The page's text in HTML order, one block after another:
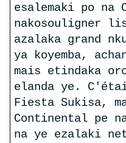
esalemaki po na
nakosouligner
azalaka grand
ya koyemba,
mais etindaka
elanda ye.
Fiesta Sukisa,
Continental pe
na ye ezalaki